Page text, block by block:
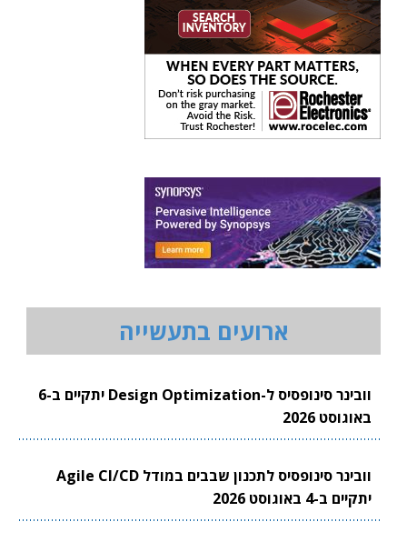
ארועים בתעשייה
וובינר סינופסיס ל-Design Optimization יתקיים ב-6
באוגוסט 2026
וובינר סינופסיס לתכנון שבבים במודל Agile CI/CD
יתקיים ב-4 באוגוסט 2026